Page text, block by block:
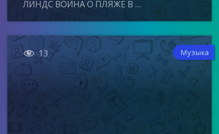
ЛИНДС ВОЙНА О ПЛЯЖЕ В ...
 13 Музыка